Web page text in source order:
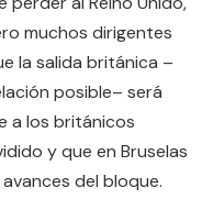
muchos dirigentes
la salida británica –
posible– será
a los británicos
y que en Bruselas
del bloque.